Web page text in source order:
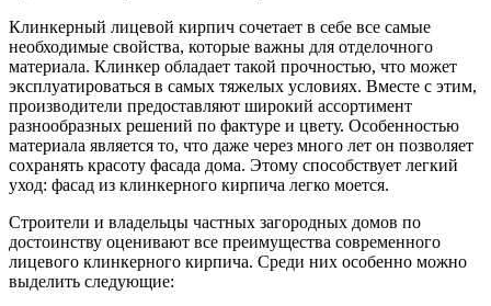
Клинкерный лицевой кирпич сочетает в себе все самые
необходимые свойства, которые важны для отделочного
материала. Клинкер обладает такой прочностью, что может
эксплуатироваться в самых тяжелых условиях. Вместе с этим,
производители предоставляют широкий ассортимент
разнообразных решений по фактуре и цвету. Особенностью
материала является то, что даже через много лет он позволяет
сохранять красоту фасада дома. Этому способствует легкий
уход: фасад из клинкерного кирпича легко моется.
Строители и владельцы частных загородных домов по
достоинству оценивают все преимущества современного
лицевого клинкерного кирпича. Среди них особенно можно
выделить следующие: